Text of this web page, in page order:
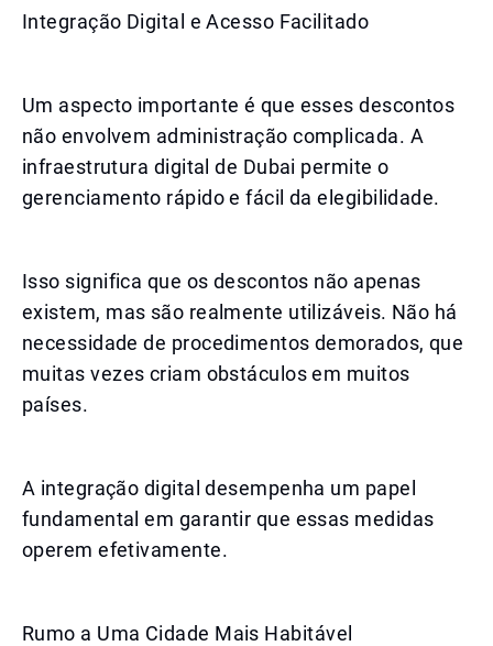
Integração Digital e Acesso Facilitado
Um aspecto importante é que esses descontos
não envolvem administração complicada. A
infraestrutura digital de Dubai permite o
gerenciamento rápido e fácil da elegibilidade.
Isso significa que os descontos não apenas
existem, mas são realmente utilizáveis. Não há
necessidade de procedimentos demorados, que
muitas vezes criam obstáculos em muitos
países.
A integração digital desempenha um papel
fundamental em garantir que essas medidas
operem efetivamente.
Rumo a Uma Cidade Mais Habitável